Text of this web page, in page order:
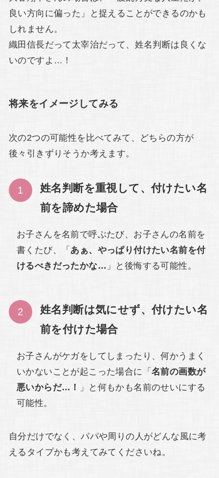
良い方向に偏った」と捉えることができるのかも
しれません。
織田信長だって太宰治だって、姓名判断は良くな
いのですよ…！
将来をイメージしてみる
次の2つの可能性を比べてみて、どちらの方が
後々引きずりそうか考えます。
姓名判断を重視して、付けたい名
前を諦めた場合
お子さんを名前で呼ぶたび、お子さんの名前を
書くたび、「 あぁ、やっぱり付けたい名前を付
けるべきだったかな… 」と後悔する可能性。
姓名判断は気にせず、付けたい名
前を付けた場合
お子さんがケガをしてしまったり、何かうまく
いかないことが起こった場合に「 名前の画数が
悪いからだ…！
」と何もかも名前のせいにする
可能性。
自分だけでなく、パパや周りの人がどんな風に考
えるタイプかも考えてみてくださいね。